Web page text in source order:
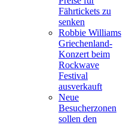
Fährtickets zu
senken
Robbie Williams
Griechenland-
Konzert beim
Rockwave
Festival
ausverkauft
Neue
Besucherzonen
sollen den